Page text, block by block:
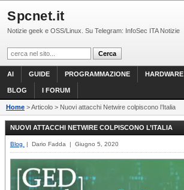
Spcnet.it
Notizie geek e OSS/Linux. Su Telegram: InfoSec ITA Notizie
AI GUIDE PROGRAMMAZIONE HARDWARE
BLOG I FORUM
Home > Articolo > Nuovi attacchi Netwire colpiscono l’Italia
NUOVI ATTACCHI NETWIRE COLPISCONO L’ITALIA
Blog | Dario Fadda | Giugno 5, 2020